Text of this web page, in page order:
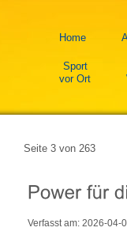
Home
Sport
vor Ort
Seite 3 von 263
Verfasst am: 2026-04-